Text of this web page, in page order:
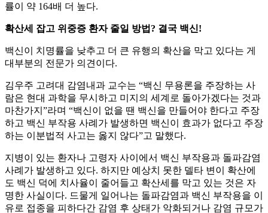
률이 약 164배 더 높다.
확산세 잡고 위중증 환자 줄일 방법? 결국 백신!
백신이 치명률을 낮추고 더 큰 유행의 확산을 막고 있다는 게
대부분의 전문가 의견이다.
김우주 고려대 감염내과 교수는 “백신 무용론을 주장하는 사
람은 현대 과학을 무시하고 미지의 세계로 돌아가겠다는 것과
마찬가지”라며 “백신이 없을 땐 백신을 만들어야 한다고 주장
하고 백신 부작용 사례가 발생하면 백신이 효과가 없다고 주장
하는 이분법적 사고는 옳지 않다”고 말했다.
지병이 있는 환자나 고령자 사이에서 백신 부작용과 돌파감염
사례가 발생하고 있다. 하지만 예상치 못한 델타 변이 확산에
도 백신 덕에 치사율이 줄어들고 확산세를 막고 있는 것은 자
명한 사실이다. 드물게 일어나는 돌파감염과 백신 부작용을 이
유로 접종을 피하다간 감염 후 상태가 악화되거나 감염 규모가